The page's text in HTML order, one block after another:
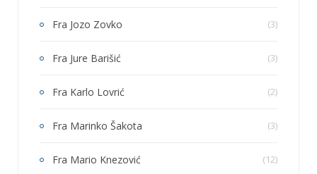
Fra Jozo Zovko (3)
Fra Jure Barišić (3)
Fra Karlo Lovrić (2)
Fra Marinko Šakota (3)
Fra Mario Knezović (12)